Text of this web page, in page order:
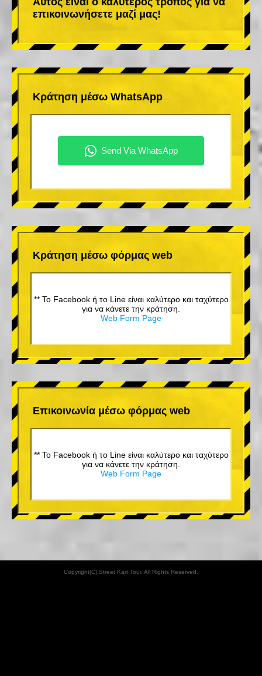
επικοινωνήσετε μαζί μας!
Κράτηση μέσω WhatsApp
Κράτηση μέσω φόρμας web
** Το Facebook ή το Line είναι καλύτερο και ταχύτερο
για να κάνετε την κράτηση.
Web Form Page
Επικοινωνία μέσω φόρμας web
** Το Facebook ή το Line είναι καλύτερο και ταχύτερο
για να κάνετε την κράτηση.
Web Form Page
Copyright(C) Street Kart Tour. All Rights Reserved.